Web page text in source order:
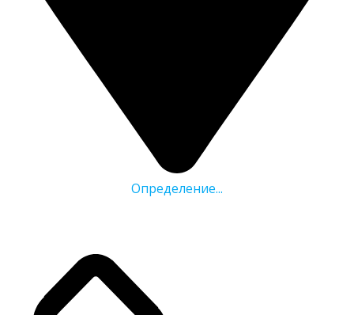
Определение...